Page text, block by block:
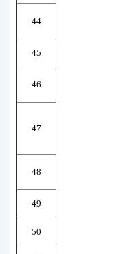
44
45
46
47
48
49
50